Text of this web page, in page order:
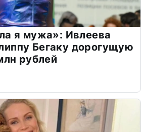
я мужа»: Ивлеева
Бегаку дорогущую
рублей